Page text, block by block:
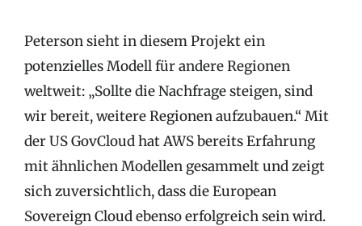
Peterson sieht in diesem Projekt ein
potenzielles Modell für andere Regionen
weltweit: „Sollte die Nachfrage steigen, sind
wir bereit, weitere Regionen aufzubauen.“ Mit
der US GovCloud hat AWS bereits Erfahrung
mit ähnlichen Modellen gesammelt und zeigt
sich zuversichtlich, dass die European
Sovereign Cloud ebenso erfolgreich sein wird.